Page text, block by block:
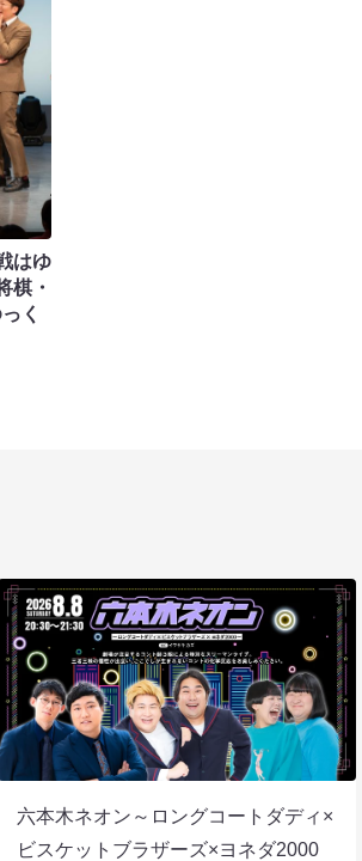
はゆ
棋・
く
六本木ネオン～ロングコートダディ×
ビスケットブラザーズ×ヨネダ2000